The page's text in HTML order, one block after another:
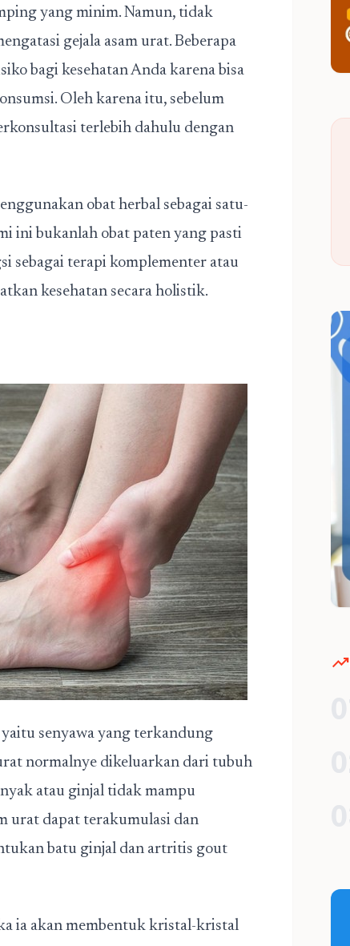
yang minim. Namun, tidak
gejala asam urat. Beberapa
bagi kesehatan Anda karena bisa
Oleh karena itu, sebelum
terlebih dahulu dengan
obat herbal sebagai satu-
ini bukanlah obat paten yang pasti
sebagai terapi komplementer atau
kesehatan secara holistik.
senyawa yang terkandung
normalnye dikeluarkan dari tubuh
atau ginjal tidak mampu
urat dapat terakumulasi dan
batu ginjal dan artritis gout
ia akan membentuk kristal-kristal
trending_up